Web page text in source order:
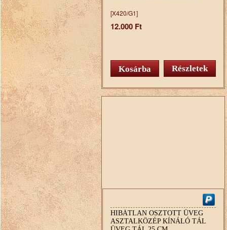
[X420/G1]
12.000 Ft
Részletek
HIBÁTLAN OSZTOTT ÜVEG
ASZTALKÖZÉP KÍNÁLÓ TÁL